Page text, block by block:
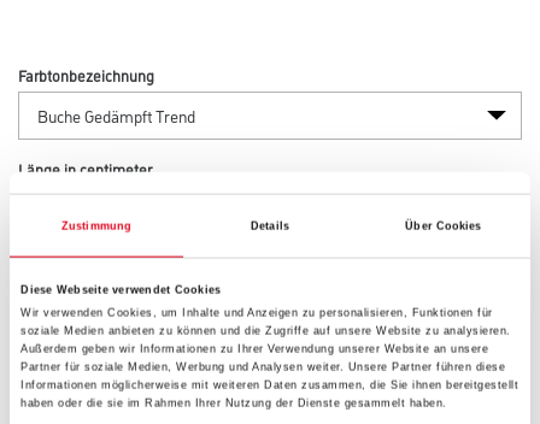
Zustimmung Details Über Cookies
Diese Webseite verwendet Cookies
Wir verwenden Cookies, um Inhalte und Anzeigen zu personalisieren, Funktionen für
soziale Medien anbieten zu können und die Zugriffe auf unsere Website zu analysieren.
Außerdem geben wir Informationen zu Ihrer Verwendung unserer Website an unsere
Partner für soziale Medien, Werbung und Analysen weiter. Unsere Partner führen diese
Informationen möglicherweise mit weiteren Daten zusammen, die Sie ihnen bereitgestellt
haben oder die sie im Rahmen Ihrer Nutzung der Dienste gesammelt haben.
Farbtonbezeichnung
Länge in centimeter
Breite in centimeter
Gebinde